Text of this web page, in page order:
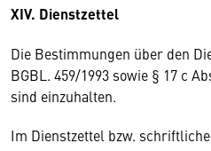
XIV. Dienstzettel
Die Bestimmungen über den
BGBL. 459/1993 sowie § 17 c
sind einzuhalten.
Im Dienstzettel bzw.